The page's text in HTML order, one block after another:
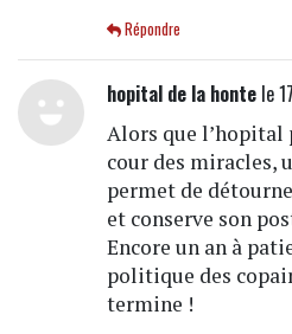
Répondre
hopital de la hontele
Alors que l’hopital
cour des miracles,
permet de
et conserve son
Encore un an à
politique des
termine !